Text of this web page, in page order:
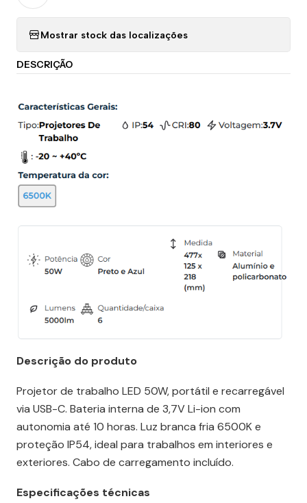
Mostrar stock das localizações
DESCRIÇÃO
Descrição do produto
Projetor de trabalho LED 50W, portátil e recarregável
via USB-C. Bateria interna de 3,7V Li-ion com
autonomia até 10 horas. Luz branca fria 6500K e
proteção IP54, ideal para trabalhos em interiores e
exteriores. Cabo de carregamento incluído.
Especificações técnicas